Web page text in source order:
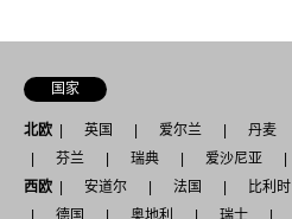
国家
北欧 英国 爱尔兰 丹麦
芬兰
瑞典 爱沙尼亚
西欧
安道尔 法国 比利
德国
奥地利 瑞士